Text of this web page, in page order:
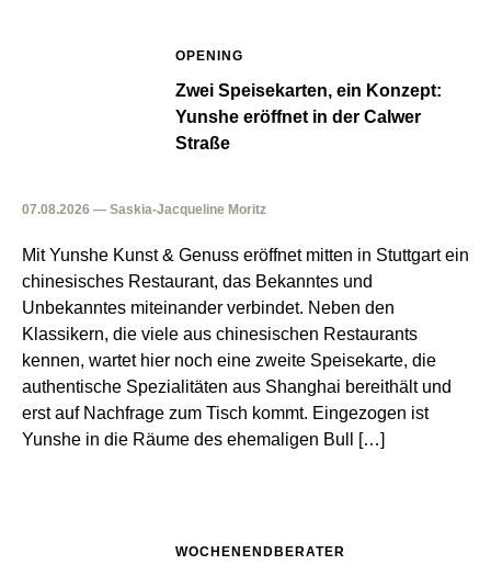
OPENING
Zwei Speisekarten, ein Konzept:
Yunshe eröffnet in der Calwer
Straße
07.08.2026 — Saskia-Jacqueline Moritz
Mit Yunshe Kunst & Genuss eröffnet mitten in Stuttgart ein
chinesisches Restaurant, das Bekanntes und
Unbekanntes miteinander verbindet. Neben den
Klassikern, die viele aus chinesischen Restaurants
kennen, wartet hier noch eine zweite Speisekarte, die
authentische Spezialitäten aus Shanghai bereithält und
erst auf Nachfrage zum Tisch kommt. Eingezogen ist
Yunshe in die Räume des ehemaligen Bull […]
WOCHENENDBERATER